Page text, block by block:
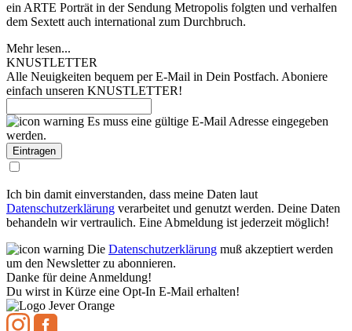
ein ARTE Porträt in der Sendung Metropolis folgten und verhalfen
dem Sextett auch international zum Durchbruch.
Mehr lesen...
KNUSTLETTER
Alle Neuigkeiten bequem per E-Mail in Dein Postfach. Aboniere
einfach unseren KNUSTLETTER!
Es muss eine gültige E-Mail Adresse eingegeben
werden.
Ich bin damit einverstanden, dass meine Daten laut
Datenschutzerklärung verarbeitet und genutzt werden. Deine Daten
behandeln wir vertraulich. Eine Abmeldung ist jederzeit möglich!
Die Datenschutzerklärung muß akzeptiert werden
um den Newsletter zu abonnieren.
Danke für deine Anmeldung!
Du wirst in Kürze eine Opt-In E-Mail erhalten!